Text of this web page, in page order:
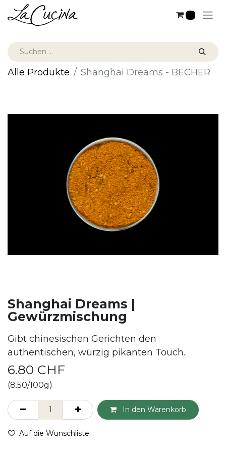
Alle Produkte Shanghai Dreams - BECHER
Shanghai Dreams |
Gewürzmischung
Gibt chinesischen Gerichten den
authentischen, würzig pikanten Touch.
6.80 CHF
(8.50/100g)
In den Warenkorb
Auf die Wunschliste